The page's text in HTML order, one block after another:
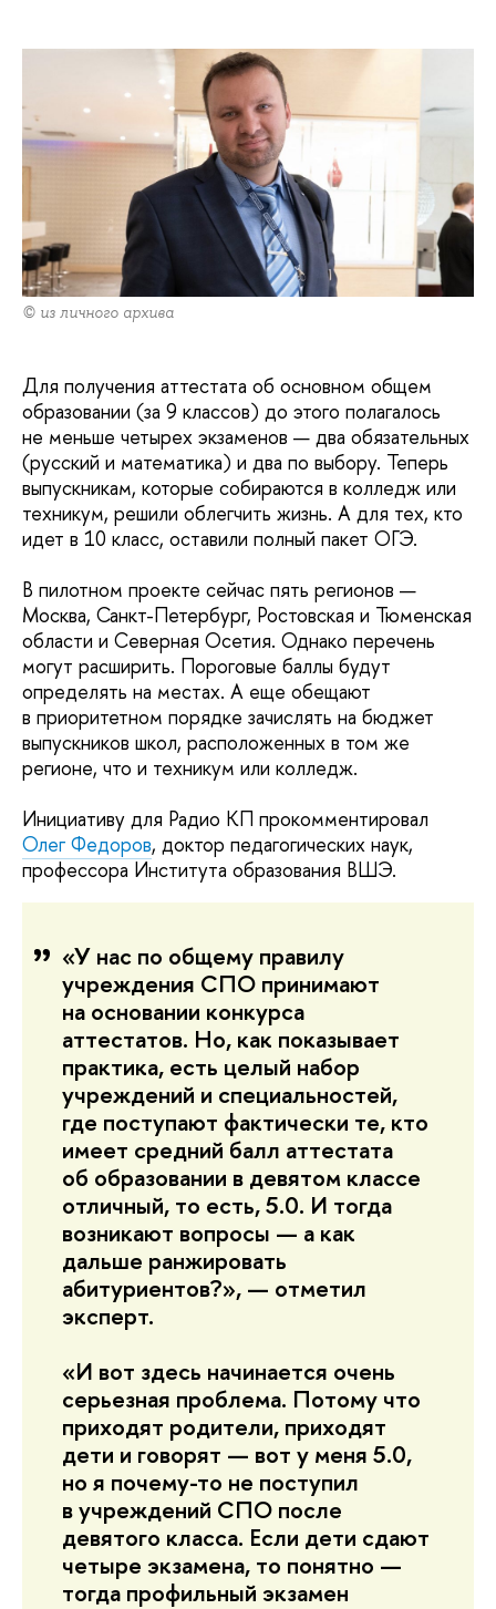
© из личного архива
Для получения аттестата об основном общем
образовании (за 9 классов) до этого полагалось
не меньше четырех экзаменов — два обязательных
(русский и математика) и два по выбору. Теперь
выпускникам, которые собираются в колледж или
техникум, решили облегчить жизнь. А для тех, кто
идет в 10 класс, оставили полный пакет ОГЭ.
В пилотном проекте сейчас пять регионов —
Москва, Санкт-Петербург, Ростовская и Тюменская
области и Северная Осетия. Однако перечень
могут расширить. Пороговые баллы будут
определять на местах. А еще обещают
в приоритетном порядке зачислять на бюджет
выпускников школ, расположенных в том же
регионе, что и техникум или колледж.
Инициативу для Радио КП прокомментировал
Олег Федоров, доктор педагогических наук,
профессора Института образования ВШЭ.
«У нас по общему правилу
учреждения СПО принимают
на основании конкурса
аттестатов. Но, как показывает
практика, есть целый набор
учреждений и специальностей,
где поступают фактически те, кто
имеет средний балл аттестата
об образовании в девятом классе
отличный, то есть, 5.0. И тогда
возникают вопросы — а как
дальше ранжировать
абитуриентов?», — отметил
эксперт.
«И вот здесь начинается очень
серьезная проблема. Потому что
приходят родители, приходят
дети и говорят — вот у меня 5.0,
но я почему-то не поступил
в учреждений СПО после
девятого класса. Если дети сдают
четыре экзамена, то понятно —
тогда профильный экзамен